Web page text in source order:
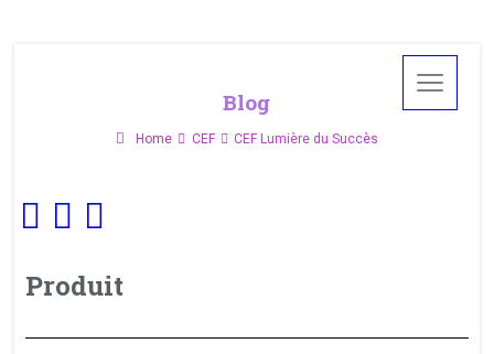
Blog
Home CEF CEF Lumière du Succès
Produit